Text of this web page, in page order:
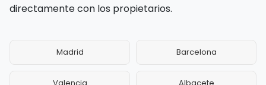
directamente con los propietarios.
Madrid Barcelona
Valencia Albacete